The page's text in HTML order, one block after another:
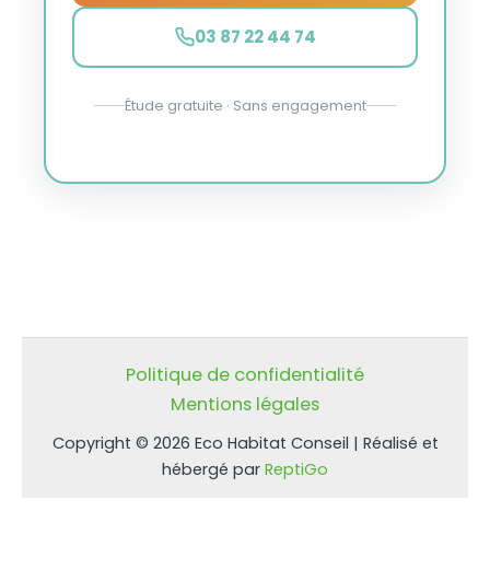
03 87 22 44 74
Étude gratuite · Sans engagement
Politique de confidentialité
Mentions légales
Copyright © 2026 Eco Habitat Conseil | Réalisé et
hébergé par ReptiGo